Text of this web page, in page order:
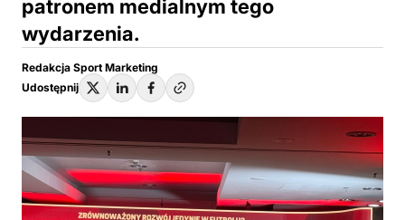
patronem medialnym tego
wydarzenia.
Redakcja Sport Marketing
Udostępnij